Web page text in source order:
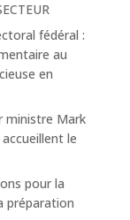
fédéral :
au
en
ministre Mark
le
pour la
préparation